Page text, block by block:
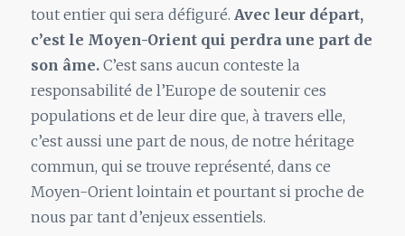
tout entier qui sera défiguré. Avec leur départ,
c’est le Moyen-Orient qui perdra une part de
son âme.C’est sans aucun conteste la
responsabilité de l’Europe de soutenir ces
populations et de leur dire que, à travers elle,
c’est aussi une part de nous, de notre héritage
commun, qui se trouve représenté, dans ce
Moyen-Orient lointain et pourtant si proche de
nous par tant d’enjeux essentiels.